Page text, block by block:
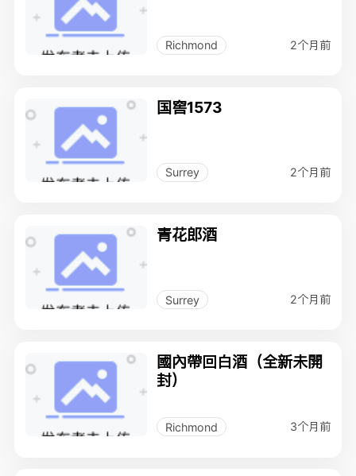
Richmond 2个月前
国窖1573
Surrey 2个月前
青花郎酒
Surrey 2个月前
國內帶回白酒（全新未開
封）
Richmond 3个月前